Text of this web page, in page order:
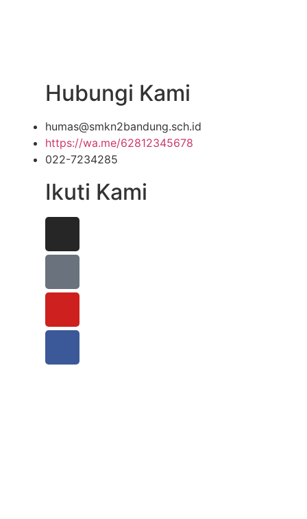
Hubungi Kami
humas@smkn2bandung.sch.id
https://wa.me/62812345678
022-7234285
Ikuti Kami